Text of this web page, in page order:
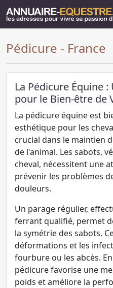
Pédicure - France
La Pédicure Équine
pour le Bien-être de
La pédicure équine est
esthétique pour les
crucial dans le maintien
de l'animal. Les sabots,
cheval, nécessitent une
prévenir les problèmes
douleurs.
Un parage régulier,
ferrant qualifié, permet
la symétrie des sabots.
déformations et les
fourbure ou les abcès.
pédicure favorise une
poids et améliore la